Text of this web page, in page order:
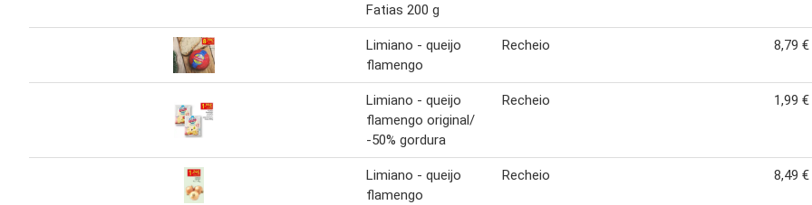
Fatias 200 g
Limiano - queijo
flamengo
Recheio 8,79 €
Limiano - queijo
flamengo original/
-50% gordura
Recheio 1,99 €
Limiano - queijo
flamengo
Recheio 8,49 €